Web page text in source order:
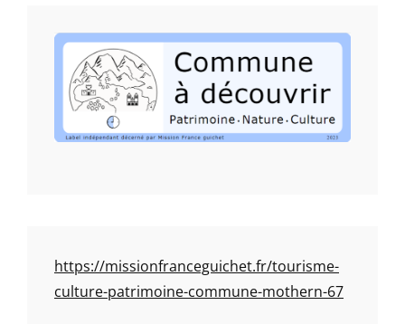
https://missionfranceguichet.fr/tourisme-
culture-patrimoine-commune-mothern-67